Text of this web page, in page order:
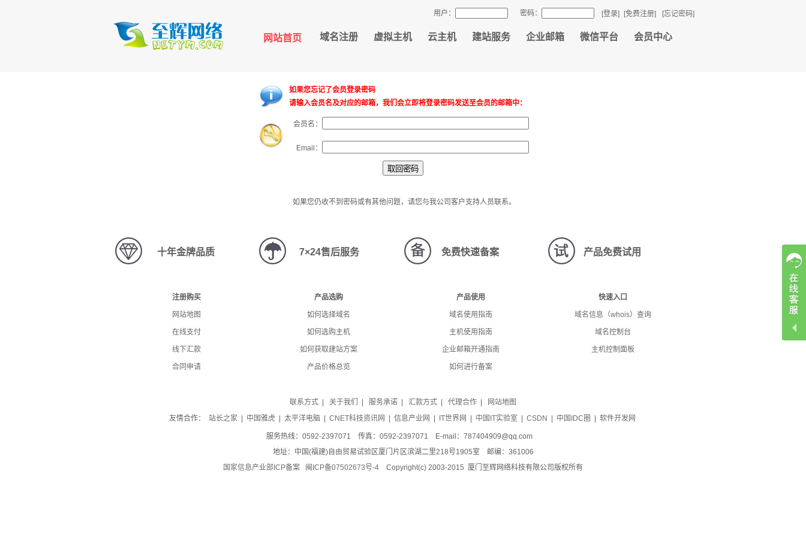
用户： 密码： [登录] [免费注册] [忘记密码]
网站首页 域名注册 虚拟主机 云主机 建站服务 企业邮箱 微信平台 会员中心
如果您忘记了会员登录密码
请输入会员名及对应的邮箱，我们会立即将登录密码发送至会员的邮箱中：
会员名：
Email：
如果您仍收不到密码或有其他问题，请您与我公司客户支持人员联系。
十年金牌品质 7×24售后服务 免费快速备案 产品免费试用
注册购买
网站地图
在线支付
线下汇款
合同申请
产品选购
如何选择域名
如何选购主机
如何获取建站方案
产品价格总览
产品使用
域名使用指南
主机使用指南
企业邮箱开通指南
如何进行备案
快速入口
域名信息（whois）查询
域名控制台
主机控制面板
联系方式 关于我们 服务承诺 汇款方式 代理合作
网站地图
友情合作：
站长之家| 中国雅虎| 太平洋电脑| CNET科技资讯网 信息产业网 IT世界网 中国IT实验室| CSDN 中国IDC圈 软件开发网
服务热线：0592-2397071 传真：0592-2397071 E-mail：787404909@qq.com
地址：中国(福建)自由贸易试验区厦门片区滨湖二里218号1905室 邮编：361006
国家信息产业部ICP备案 闽ICP备07502673号-4 Copyright(c) 2003-2015 厦门至辉网络科技有限公司版权所有